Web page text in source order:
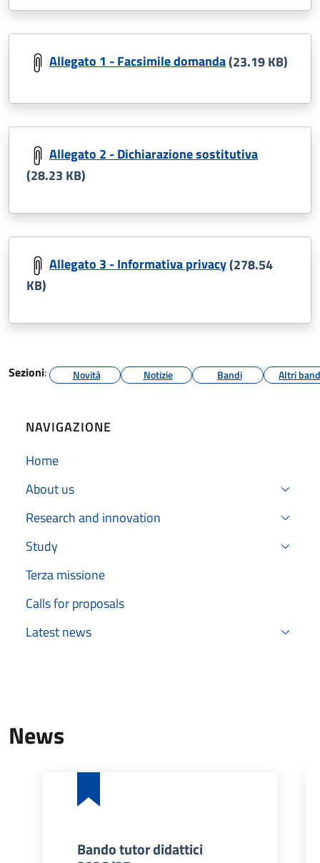
Allegato 1 - Facsimile domanda(23.19 KB)
Allegato 2 - Dichiarazione sostitutiva
(28.23 KB)
Allegato 3 - Informativa privacy(278.54
KB)
Sezioni: Novità Notizie Bandi Altri
NAVIGAZIONE
Home
About us
Research and innovation
Study
Terza missione
Calls for proposals
Latest news
News
Bando tutor didattici